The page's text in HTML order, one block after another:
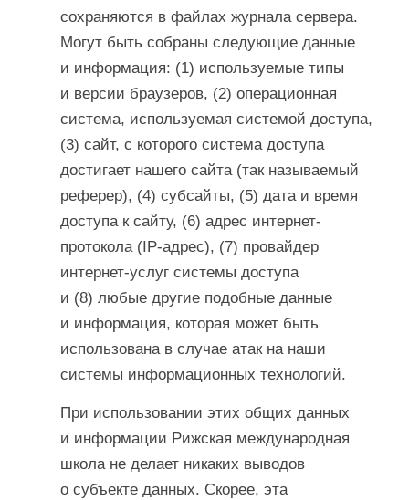
сохраняются в файлах журнала сервера.
Могут быть собраны следующие данные
и информация: (1) используемые типы
и версии браузеров, (2) операционная
система, используемая системой доступа,
(3) сайт, с которого система доступа
достигает нашего сайта (так называемый
реферер), (4) субсайты, (5) дата и время
доступа к сайту, (6) адрес интернет-
протокола (IP-адрес), (7) провайдер
интернет-услуг системы доступа
и (8) любые другие подобные данные
и информация, которая может быть
использована в случае атак на наши
системы информационных технологий.
При использовании этих общих данных
и информации Рижская международная
школа не делает никаких выводов
о субъекте данных. Скорее, эта